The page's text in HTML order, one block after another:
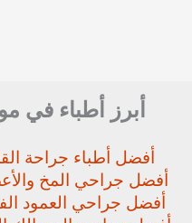
أبرز أطباء في
أفضل أطباء جراحة
أفضل جراحي المخ
أفضل جراحي العمود